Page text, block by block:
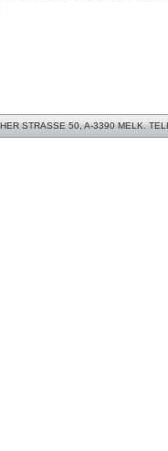
STRASSE 50, A-3390 MELK.